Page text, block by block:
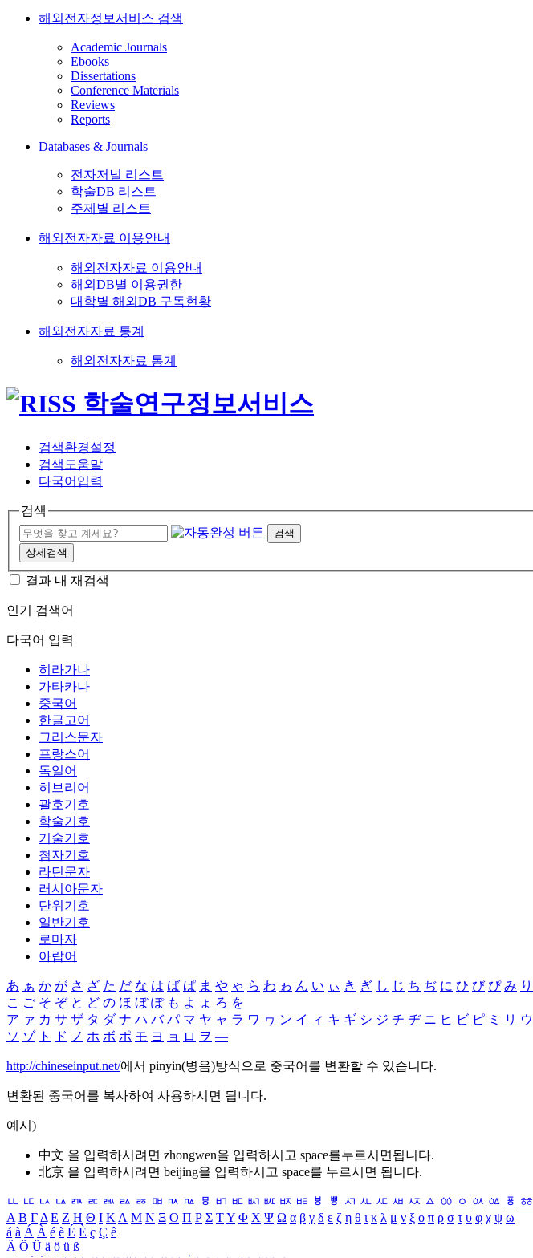
해외전자정보서비스 검색
Academic Journals
Ebooks
Dissertations
Conference Materials
Reviews
Reports
Databases & Journals
전자저널 리스트
학술DB 리스트
주제별 리스트
해외전자자료 이용안내
해외전자자료 이용안내
해외DB별 이용권한
대학별 해외DB 구독현황
해외전자자료 통계
해외전자자료 통계
검색환경설정
검색도움말
다국어입력
검색
검색
상세검색
결과 내 재검색
인기 검색어
다국어 입력
히라가나
가타카나
중국어
한글고어
그리스문자
프랑스어
독일어
히브리어
괄호기호
학술기호
기술기호
첨자기호
라틴문자
러시아문자
단위기호
일반기호
로마자
아랍어
あ ぁ か が さ ざ た だ な は ば ぱ ま や ゃ ら わ ゎ ん い ぃ き ぎ し じ ち ぢ に ひ び ぴ み り
こ ご そ ぞ と ど の ほ ぼ ぽ も よ ょ ろ を
ア ァ カ サ ザ タ ダ ナ ハ バ パ マ ヤ ャ ラ ワ ヮ ン イ ィ キ ギ シ ジ チ ヂ ニ ヒ ビ ピ ミ リ ウ
ソ ゾ ト ド ノ ホ ボ ポ モ ヨ ョ ロ ヲ ―
http://chineseinput.net/에서 pinyin(병음)방식으로 중국어를 변환할 수 있습니다.
변환된 중국어를 복사하여 사용하시면 됩니다.
예시)
中文 을 입력하시려면 zhongwen을 입력하시고 space를누르시면됩니다.
北京 을 입력하시려면 beijing을 입력하시고 space를 누르시면 됩니다.
ㅥ ㅦ ㅧ ㅨ ㅩ ㅪ ㅫ ㅬ ㅭ ㅮ ㅯ ㅰ ㅱ ㅲ ㅳ ㅴ ㅵ ㅶ ㅷ ㅸ ㅹ ㅺ ㅻ ㅼ ㅽ ㅾ ㅿ ㆀ ㆁ ㆂ ㆃ ㆄ ㆅ
Α Β ΓΔ Ε Ζ Η Θ Ι ΚΛ Μ Ν Ξ Ο Π Ρ Σ ΤΥ Φ Χ Ψ Ω α β γ δ ε ζ η θ ι κ λ μ ν ξ ο π ρ σ τ υ φ χ ψ ω
á à Á À é è É È ç Ç ê
Ä Ö Ü ä ö ü ß